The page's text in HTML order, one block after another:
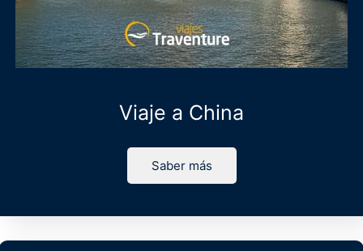
Viaje a China
Saber más